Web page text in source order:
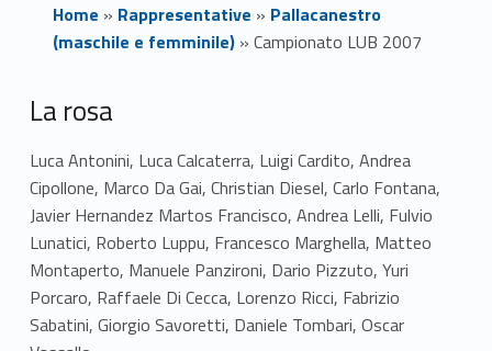
Home » Rappresentative » Pallacanestro
(maschile e femminile)» Campionato LUB 2007
C
a
m
p
i
o
La rosa
Luca Antonini, Luca Calcaterra, Luigi Cardito, Andrea
Cipollone, Marco Da Gai, Christian Diesel, Carlo Fontana,
Javier Hernandez Martos Francisco, Andrea Lelli, Fulvio
Lunatici, Roberto Luppu, Francesco Marghella, Matteo
Montaperto, Manuele Panzironi, Dario Pizzuto, Yuri
Porcaro, Raffaele Di Cecca, Lorenzo Ricci, Fabrizio
Sabatini, Giorgio Savoretti, Daniele Tombari, Oscar